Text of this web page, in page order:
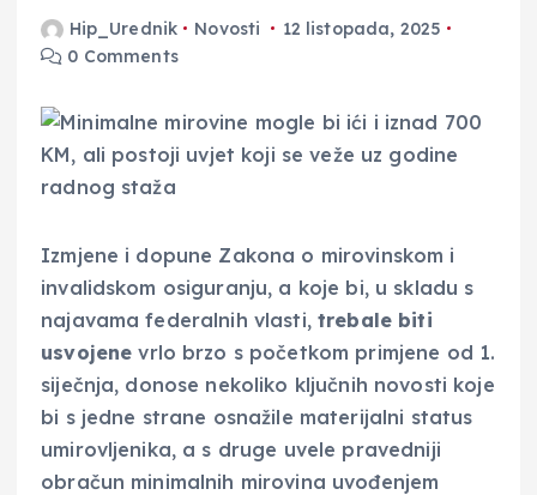
Hip_Urednik Novosti
12 listopada, 2025
0 Comments
Izmjene i dopune Zakona o mirovinskom i
invalidskom osiguranju, a koje bi, u skladu s
najavama federalnih vlasti,trebale biti
usvojene vrlo brzo s početkom primjene od 1.
siječnja, donose nekoliko ključnih novosti koje
bi s jedne strane osnažile materijalni status
umirovljenika, a s druge uvele pravedniji
obračun minimalnih mirovina uvođenjem